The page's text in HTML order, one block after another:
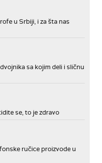
u Srbiji, i za šta nas
sa kojim deli i sličnu
se, to je zdravo
ručice proizvode u